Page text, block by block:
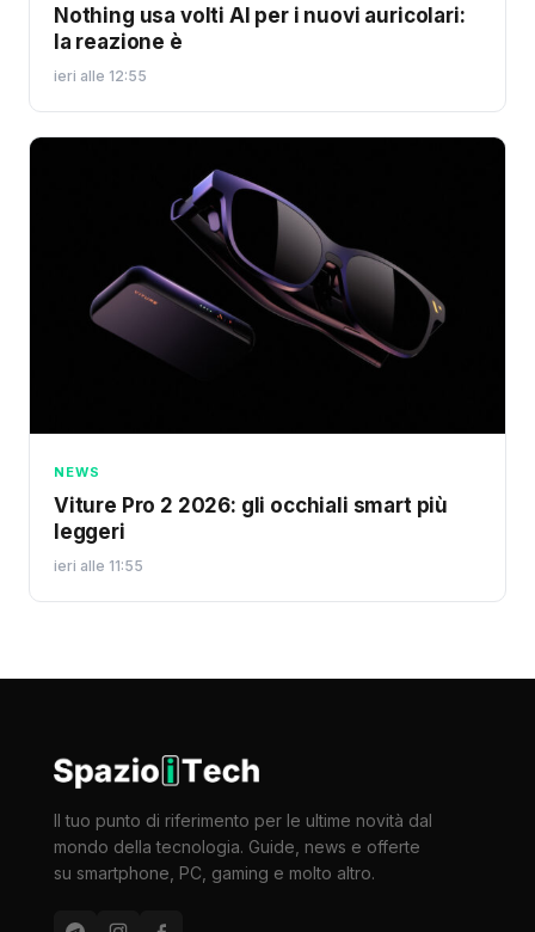
Nothing usa volti AI per i nuovi auricolari:
la reazione è
ieri alle 12:55
NEWS
Viture Pro 2 2026: gli occhiali smart più
leggeri
ieri alle 11:55
Il tuo punto di riferimento per le ultime novità dal
mondo della tecnologia. Guide, news e offerte
su smartphone, PC, gaming e molto altro.